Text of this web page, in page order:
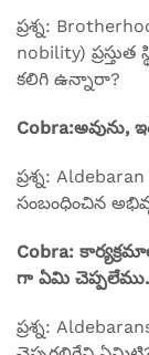
ప్రశ్న:
nobility)
కలిగి ఉన్నారా?
Cobra:అవును,
ప్రశ్న:
సంబంధించిన
Cobra:
గా ఏమి చెప్పలేము.
ప్రశ్న: